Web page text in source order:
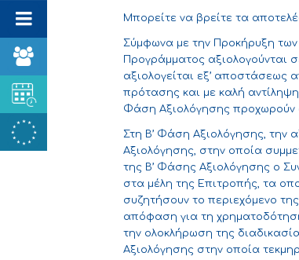
Μπορείτε να βρείτε τα
Σύμφωνα με την Προκήρυξη των
Προγράμματος αξιολογούνται
αξιολογείται εξ’ αποστάσεως
πρότασης και με καλή
Φάση Αξιολόγησης προχωρούν
Στη Β’ Φάση Αξιολόγησης, την
Αξιολόγησης, στην οποία
της Β’ Φάσης Αξιολόγησης ο
στα μέλη της Επιτροπής, τα
συζητήσουν το περιεχόμενο
απόφαση για τη
την ολοκλήρωση της
Αξιολόγησης στην οποία